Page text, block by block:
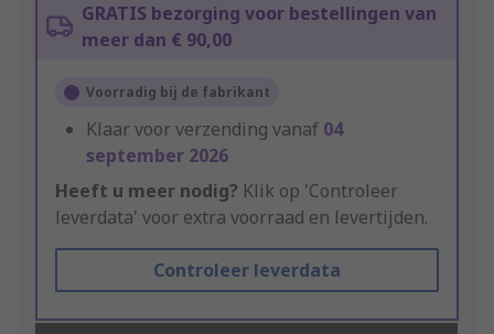
GRATIS bezorging voor bestellingen van
meer dan € 90,00
Voorradig bij de fabrikant
Klaar voor verzending vanaf 04
september 2026
Heeft u meer nodig? Klik op 'Controleer
leverdata' voor extra voorraad en levertijden.
Controleer leverdata